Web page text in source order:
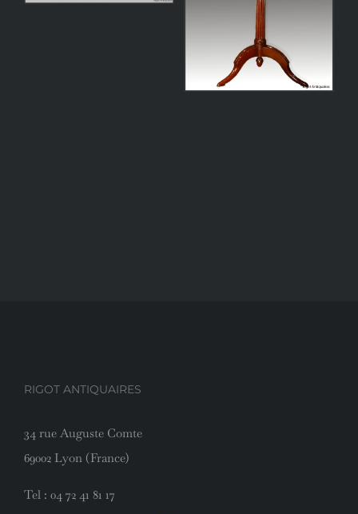
RIGOT ANTIQUAIRES
34 rue Auguste Comte
69002 Lyon (France)
Tel : 04 72 41 81 17